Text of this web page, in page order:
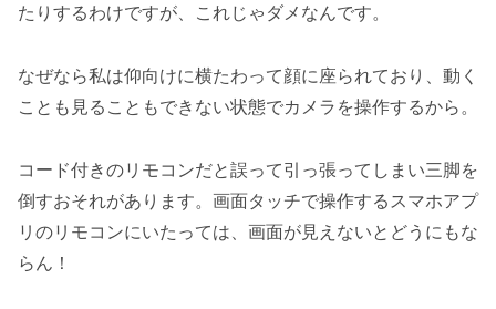
たりするわけですが、これじゃダメなんです。
なぜなら私は仰向けに横たわって顔に座られており、動く
ことも見ることもできない状態でカメラを操作するから。
コード付きのリモコンだと誤って引っ張ってしまい三脚を
倒すおそれがあります。画面タッチで操作するスマホアプ
リのリモコンにいたっては、画面が見えないとどうにもな
らん！